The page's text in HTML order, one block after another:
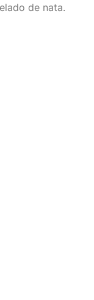
de nata.